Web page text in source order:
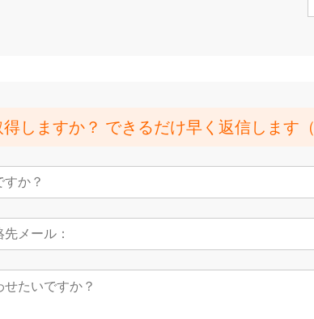
しますか？ できるだけ早く返信します（